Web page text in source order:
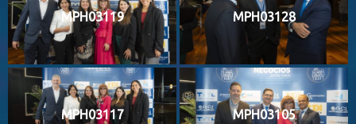
MPH03119 MPH03128
MPH03117 MPH03105